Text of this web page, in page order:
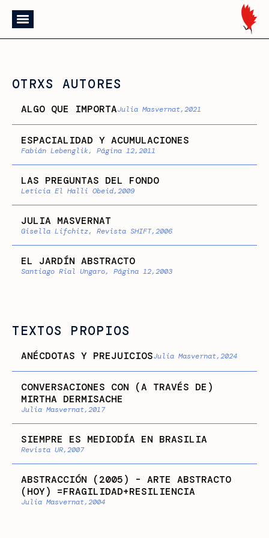
OTRXS AUTORES
ALGO QUE IMPORTAJulia Masvernat,2021
ESPACIALIDAD Y ACUMULACIONES
Fabián Lebenglik, Página 12,2011
LAS PREGUNTAS DEL FONDO
Leticia El Halli Obeid,2009
JULIA MASVERNAT
Gisella Lifchitz, Revista SHIFT,2006
EL JARDÍN ABSTRACTO
Santiago Rial Ungaro, Página 12,2003
TEXTOS PROPIOS
ANÉCDOTAS Y PREJUICIOSJulia Masvernat,2024
CONVERSACIONES CON (A TRAVÉS DE)
MIRTHA DERMISACHE
Julia Masvernat,2017
SIEMPRE ES MEDIODÍA EN BRASILIA
Revista UR,2007
ABSTRACCIÓN (2005) - ARTE ABSTRACTO
(HOY) =FRAGILIDAD+RESILIENCIA
Julia Masvernat,2004